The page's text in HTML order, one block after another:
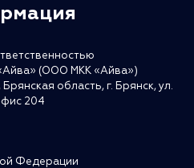
(ООО МКК «Айва»)
область, г. Брянск, ул.
204
Федерации